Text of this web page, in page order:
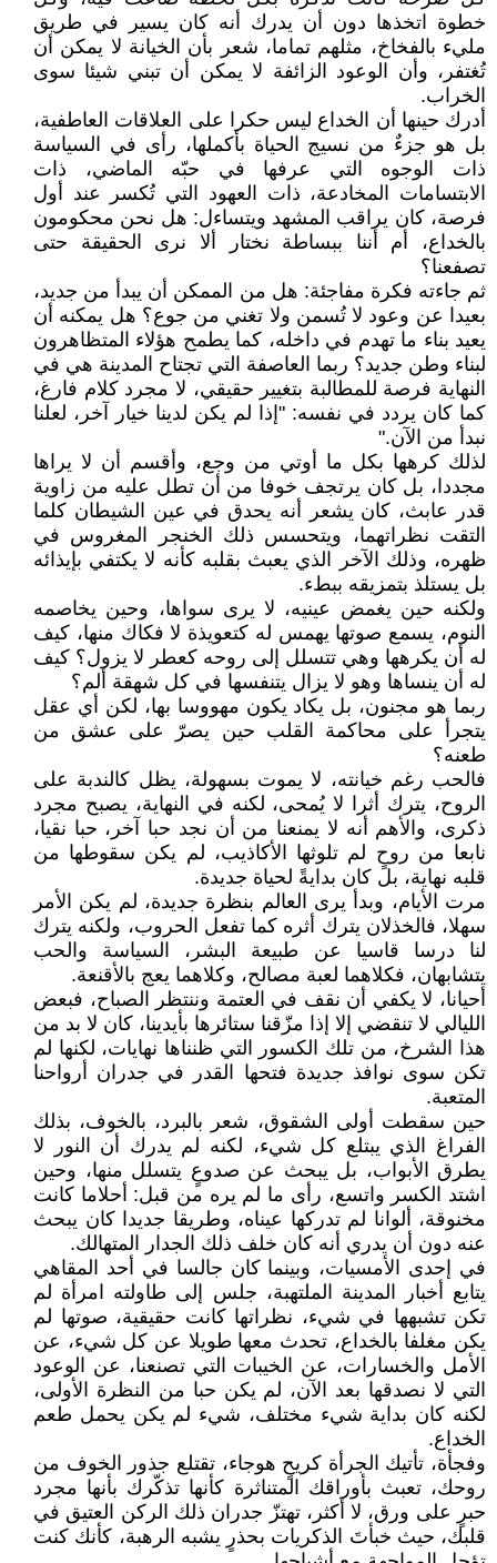
خطوة اتخذها دون أن يدرك أنه كان يسير في طريق
مليء بالفخاخ، مثلهم تماما، شعر بأن الخيانة لا يمكن أن
تُغتفر، وأن الوعود الزائفة لا يمكن أن تبني شيئا سوى
الخراب.
أدرك حينها أن الخداع ليس حكرا على العلاقات العاطفية،
بل هو جزءٌ من نسيج الحياة بأكملها، رأى في السياسة
ذات الوجوه التي عرفها في حبّه الماضي، ذات
الابتسامات المخادعة، ذات العهود التي تُكسر عند أول
فرصة، كان يراقب المشهد ويتساءل: هل نحن محكومون
بالخداع، أم أننا ببساطة نختار ألا نرى الحقيقة حتى
تصفعنا؟
ثم جاءته فكرة مفاجئة: هل من الممكن أن يبدأ من جديد،
بعيدا عن وعود لا تُسمن ولا تغني من جوع؟ هل يمكنه أن
يعيد بناء ما تهدم في داخله، كما يطمح هؤلاء المتظاهرون
لبناء وطن جديد؟ ربما العاصفة التي تجتاح المدينة هي في
النهاية فرصة للمطالبة بتغيير حقيقي، لا مجرد كلام فارغ،
كما كان يردد في نفسه: "إذا لم يكن لدينا خيار آخر، لعلنا
نبدأ من الآن."
لذلك كرهها بكل ما أوتي من وجع، وأقسم أن لا يراها
مجددا، بل كان يرتجف خوفا من أن تطل عليه من زاوية
قدر عابث، كان يشعر أنه يحدق في عين الشيطان كلما
التقت نظراتهما، ويتحسس ذلك الخنجر المغروس في
ظهره، وذلك الآخر الذي يعبث بقلبه كأنه لا يكتفي بإيذائه
بل يستلذ بتمزيقه ببطء.
ولكنه حين يغمض عينيه، لا يرى سواها، وحين يخاصمه
النوم، يسمع صوتها يهمس له كتعويذة لا فكاك منها، كيف
له أن يكرهها وهي تتسلل إلى روحه كعطر لا يزول؟ كيف
له أن ينساها وهو لا يزال يتنفسها في كل شهقة ألم؟
ربما هو مجنون، بل يكاد يكون مهووسا بها، لكن أي عقل
يتجرأ على محاكمة القلب حين يصرّ على عشق من
طعنه؟
فالحب رغم خيانته، لا يموت بسهولة، يظل كالندبة على
الروح، يترك أثرا لا يُمحى، لكنه في النهاية، يصبح مجرد
ذكرى، والأهم أنه لا يمنعنا من أن نجد حبا آخر، حبا نقيا،
نابعا من روحٍ لم تلوثها الأكاذيب، لم يكن سقوطها من
قلبه نهاية، بل كان بدايةً لحياة جديدة.
مرت الأيام، وبدأ يرى العالم بنظرة جديدة، لم يكن الأمر
سهلا، فالخذلان يترك أثره كما تفعل الحروب، ولكنه يترك
لنا درسا قاسيا عن طبيعة البشر، السياسة والحب
يتشابهان، فكلاهما لعبة مصالح، وكلاهما يعج بالأقنعة.
أحيانا، لا يكفي أن نقف في العتمة وننتظر الصباح، فبعض
الليالي لا تنقضي إلا إذا مزّقنا ستائرها بأيدينا، كان لا بد من
هذا الشرخ، من تلك الكسور التي ظنناها نهايات، لكنها لم
تكن سوى نوافذ جديدة فتحها القدر في جدران أرواحنا
المتعبة.
حين سقطت أولى الشقوق، شعر بالبرد، بالخوف، بذلك
الفراغ الذي يبتلع كل شيء، لكنه لم يدرك أن النور لا
يطرق الأبواب، بل يبحث عن صدوعٍ يتسلل منها، وحين
اشتد الكسر واتسع، رأى ما لم يره من قبل: أحلاما كانت
مخنوقة، ألوانا لم تدركها عيناه، وطريقا جديدا كان يبحث
عنه دون أن يدري أنه كان خلف ذلك الجدار المتهالك.
في إحدى الأمسيات، وبينما كان جالسا في أحد المقاهي
يتابع أخبار المدينة الملتهبة، جلس إلى طاولته امرأة لم
تكن تشبهها في شيء، نظراتها كانت حقيقية، صوتها لم
يكن مغلفا بالخداع، تحدث معها طويلا عن كل شيء، عن
الأمل والخسارات، عن الخيبات التي تصنعنا، عن الوعود
التي لا نصدقها بعد الآن، لم يكن حبا من النظرة الأولى،
لكنه كان بداية شيء مختلف، شيء لم يكن يحمل طعم
الخداع.
وفجأة، تأتيك الجرأة كريحٍ هوجاء، تقتلع جذور الخوف من
روحك، تعبث بأوراقك المتناثرة كأنها تذكّرك بأنها مجرد
حبرٍ على ورق، لا أكثر، تهتزّ جدران ذلك الركن العتيق في
قلبك، حيث خبأتَ الذكريات بحذرٍ يشبه الرهبة، كأنك كنت